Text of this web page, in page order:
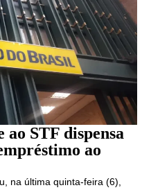
ao STF dispensa
ao
na última quinta-feira (6),